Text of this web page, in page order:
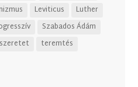
Leviticus
Luther
Szabados Ádám
szeretet
teremtés